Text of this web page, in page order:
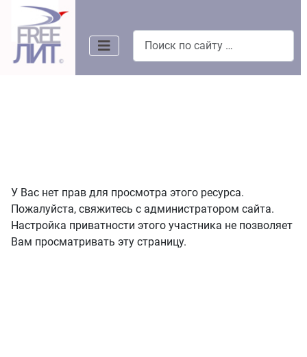
У Вас нет прав для просмотра этого ресурса.
Пожалуйста, свяжитесь с администратором сайта.
Настройка приватности этого участника не позволяет
Вам просматривать эту страницу.